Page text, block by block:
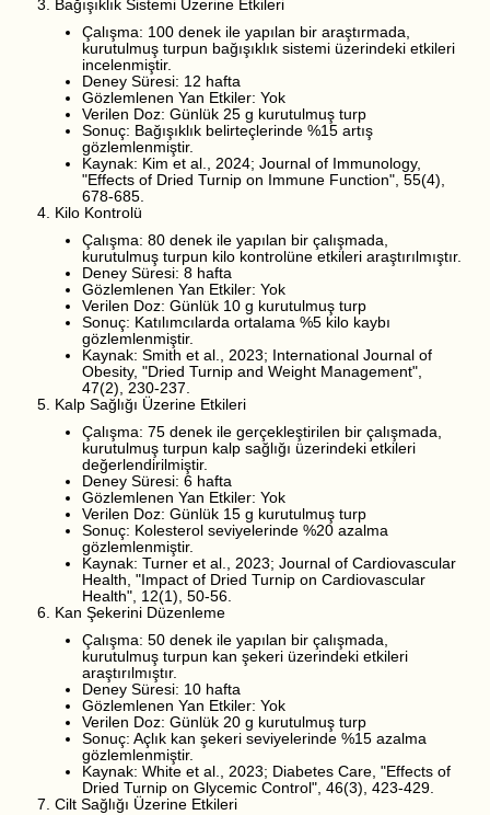
Bağışıklık Sistemi Üzerine Etkileri
Çalışma: 100 denek ile yapılan bir araştırmada,
kurutulmuş turpun bağışıklık sistemi üzerindeki etkileri
incelenmiştir.
Deney Süresi: 12 hafta
Gözlemlenen Yan Etkiler: Yok
Verilen Doz: Günlük 25 g kurutulmuş turp
Sonuç: Bağışıklık belirteçlerinde %15 artış
gözlemlenmiştir.
Kaynak: Kim et al., 2024; Journal of Immunology,
"Effects of Dried Turnip on Immune Function", 55(4),
678-685.
Kilo Kontrolü
Çalışma: 80 denek ile yapılan bir çalışmada,
kurutulmuş turpun kilo kontrolüne etkileri araştırılmıştır.
Deney Süresi: 8 hafta
Gözlemlenen Yan Etkiler: Yok
Verilen Doz: Günlük 10 g kurutulmuş turp
Sonuç: Katılımcılarda ortalama %5 kilo kaybı
gözlemlenmiştir.
Kaynak: Smith et al., 2023; International Journal of
Obesity, "Dried Turnip and Weight Management",
47(2), 230-237.
Kalp Sağlığı Üzerine Etkileri
Çalışma: 75 denek ile gerçekleştirilen bir çalışmada,
kurutulmuş turpun kalp sağlığı üzerindeki etkileri
değerlendirilmiştir.
Deney Süresi: 6 hafta
Gözlemlenen Yan Etkiler: Yok
Verilen Doz: Günlük 15 g kurutulmuş turp
Sonuç: Kolesterol seviyelerinde %20 azalma
gözlemlenmiştir.
Kaynak: Turner et al., 2023; Journal of Cardiovascular
Health, "Impact of Dried Turnip on Cardiovascular
Health", 12(1), 50-56.
Kan Şekerini Düzenleme
Çalışma: 50 denek ile yapılan bir çalışmada,
kurutulmuş turpun kan şekeri üzerindeki etkileri
araştırılmıştır.
Deney Süresi: 10 hafta
Gözlemlenen Yan Etkiler: Yok
Verilen Doz: Günlük 20 g kurutulmuş turp
Sonuç: Açlık kan şekeri seviyelerinde %15 azalma
gözlemlenmiştir.
Kaynak: White et al., 2023; Diabetes Care, "Effects of
Dried Turnip on Glycemic Control", 46(3), 423-429.
Cilt Sağlığı Üzerine Etkileri